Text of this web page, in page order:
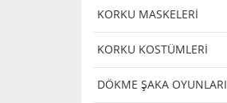
KORKU MASKELERİ
KORKU KOSTÜMLERİ
DÖKME ŞAKA OYUNLARI